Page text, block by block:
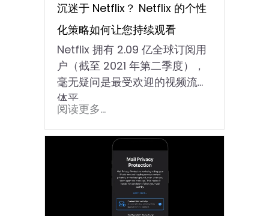
沉迷于 Netflix？ Netflix 的个性
化策略如何让您持续观看
Netflix 拥有 2.09 亿全球订阅用
户（截至 2021 年第二季度），
毫无疑问是最受欢迎的视频流媒
体平...
阅读更多...